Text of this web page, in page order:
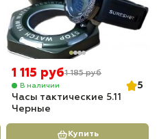
1 115 руб1 185 руб
В наличии
5
Часы тактические 5.11
Черные
Купить